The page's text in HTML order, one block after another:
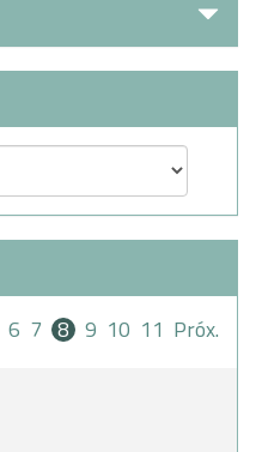
6 7 8 9 10 11 Próx.